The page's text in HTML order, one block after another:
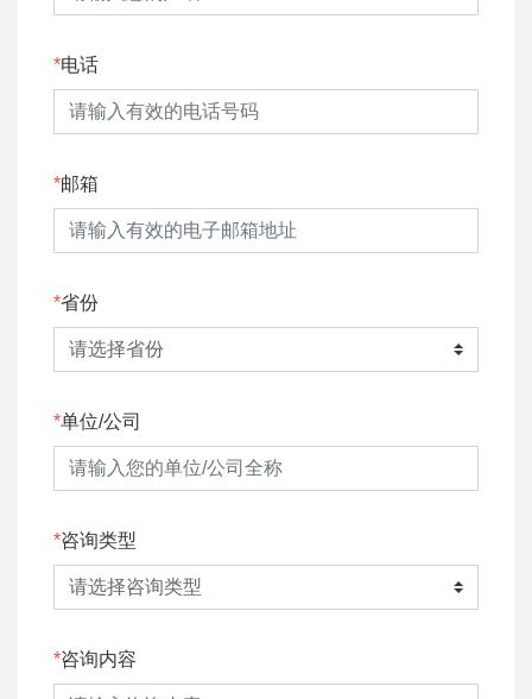
电话
邮箱
省份
单位/公司
咨询类型
咨询内容